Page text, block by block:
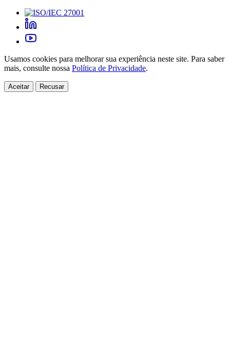
Usamos cookies para melhorar sua experiência neste site. Para saber
mais, consulte nossa Política de Privacidade.
Aceitar Recusar